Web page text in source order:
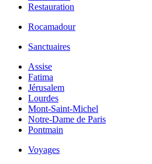
Restauration
Rocamadour
Sanctuaires
Assise
Fatima
Jérusalem
Lourdes
Mont-Saint-Michel
Notre-Dame de Paris
Pontmain
Voyages